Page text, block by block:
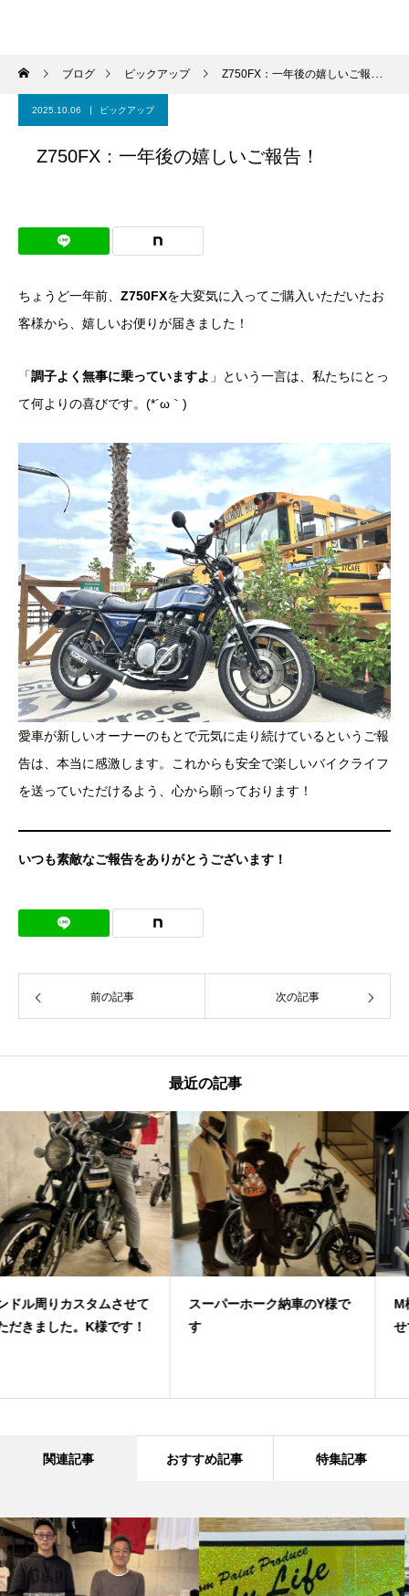
ブログ ピックアップ Z750FX：一年後の嬉しいご報告！
2025.10.06 ピックアップ
Z750FX：一年後の嬉しいご報告！
ちょうど一年前、 Z750FXを大変気に入ってご購入いただいたお
客様から、嬉しいお便りが届きました！
「調子よく無事に乗っていますよ 」という一言は、私たちにとっ
て何よりの喜びです。(*´ω｀)
愛車が新しいオーナーのもとで元気に走り続けているというご報
告は、本当に感激します。これからも安全で楽しいバイクライフ
を送っていただけるよう、心から願っております！
いつも素敵なご報告をありがとうございます！
前の記事 次の記事
最近の記事
スーパーホーク納車のY様で
す
M様に素敵なお車をご納車さ
関連記事 おすすめ記事 特集記事